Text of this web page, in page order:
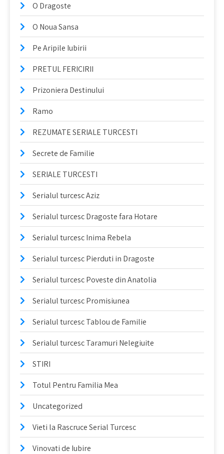
O Dragoste
O Noua Sansa
Pe Aripile Iubirii
PRETUL FERICIRII
Prizoniera Destinului
Ramo
REZUMATE SERIALE TURCESTI
Secrete de Familie
SERIALE TURCESTI
Serialul turcesc Aziz
Serialul turcesc Dragoste fara Hotare
Serialul turcesc Inima Rebela
Serialul turcesc Pierduti in Dragoste
Serialul turcesc Poveste din Anatolia
Serialul turcesc Promisiunea
Serialul turcesc Tablou de Familie
Serialul turcesc Taramuri Nelegiuite
STIRI
Totul Pentru Familia Mea
Uncategorized
Vieti la Rascruce Serial Turcesc
Vinovati de Iubire